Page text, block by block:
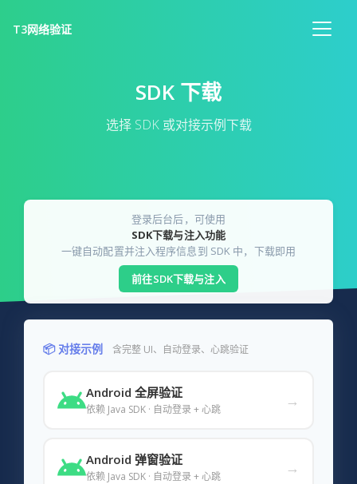
T3网络验证
SDK 下载
选择 SDK 或对接示例下载
登录后台后，可使用
SDK下载与注入功能
一键自动配置并注入程序信息到 SDK 中，下载即用
前往SDK下载与注入
📦 对接示例 含完整 UI、自动登录、心跳验证
Android 全屏验证
依赖 Java SDK · 自动登录 + 心跳 →
Android 弹窗验证
依赖 Java SDK · 自动登录 + 心跳 →